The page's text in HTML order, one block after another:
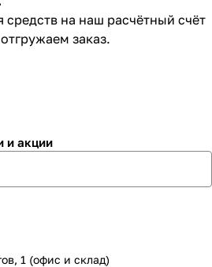
средств на наш расчётный счёт
заказ.​
и акции
1 (офис и склад)